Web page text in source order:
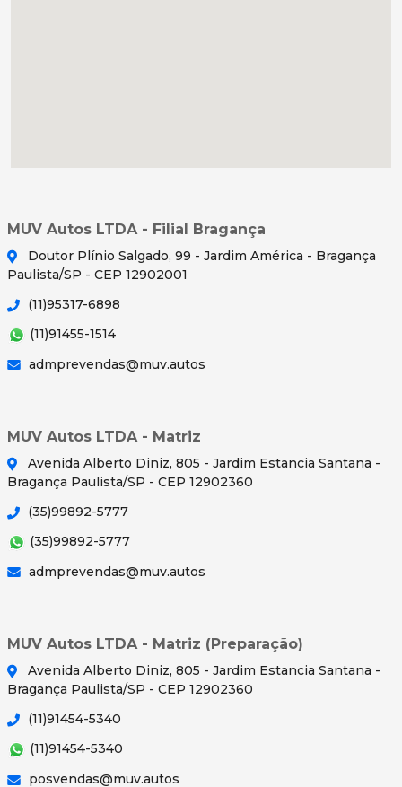
MUV Autos LTDA - Filial Bragança
Doutor Plínio Salgado, 99 - Jardim América - Bragança
Paulista/SP - CEP 12902001
(11)95317-6898
(11)91455-1514
admprevendas@muv.autos
MUV Autos LTDA - Matriz
Avenida Alberto Diniz, 805 - Jardim Estancia Santana -
Bragança Paulista/SP - CEP 12902360
(35)99892-5777
(35)99892-5777
admprevendas@muv.autos
MUV Autos LTDA - Matriz (Preparação)
Avenida Alberto Diniz, 805 - Jardim Estancia Santana -
Bragança Paulista/SP - CEP 12902360
(11)91454-5340
(11)91454-5340
posvendas@muv.autos